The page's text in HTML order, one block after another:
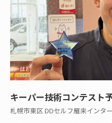
キーパー技術コンテスト
札幌市東区 DDセルフ雁来インタ